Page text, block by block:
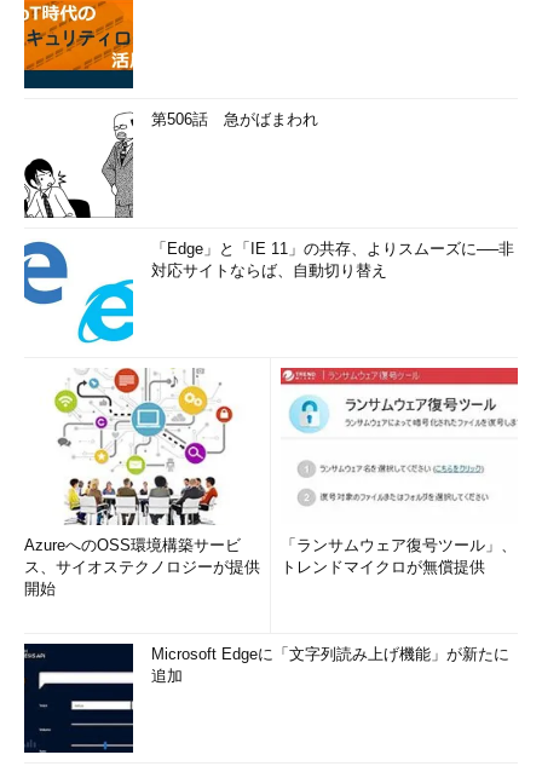
第506話 急がばまわれ
「Edge」と「IE 11」の共存、よりスムーズに──非
対応サイトならば、自動切り替え
AzureへのOSS環境構築サービ
ス、サイオステクノロジーが提供
開始
「ランサムウェア復号ツール」、
トレンドマイクロが無償提供
Microsoft Edgeに「文字列読み上げ機能」が新たに
追加